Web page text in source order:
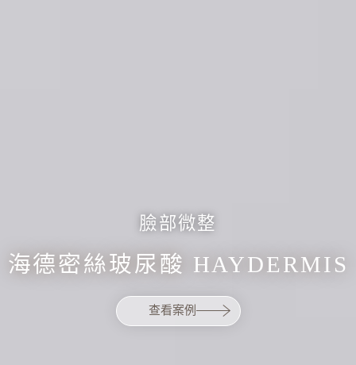
臉部微整
海德密絲玻尿酸 HAYDERMIS
查看案例